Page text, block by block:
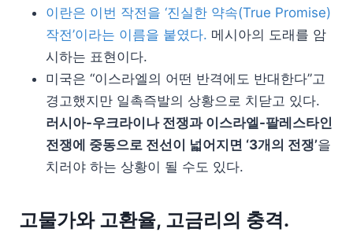
이란은 이번 작전을 ‘진실한 약속(True Promise)
작전’이라는 이름을 붙였다. 메시아의 도래를 암
시하는 표현이다.
미국은 “이스라엘의 어떤 반격에도 반대한다”고
경고했지만 일촉즉발의 상황으로 치닫고 있다.
러시아-우크라이나 전쟁과 이스라엘-팔레스타인
전쟁에 중동으로 전선이 넓어지면 ‘3개의 전쟁’을
치러야 하는 상황이 될 수도 있다.
고물가와 고환율, 고금리의 충격.